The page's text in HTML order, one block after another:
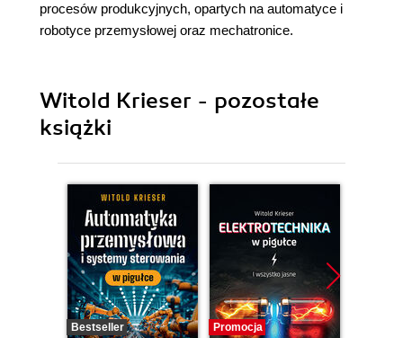
procesów produkcyjnych, opartych na automatyce i
robotyce przemysłowej oraz mechatronice.
Witold Krieser - pozostałe
książki
Bestseller Promocja